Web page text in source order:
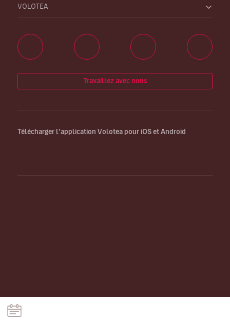
VOLOTEA
Travaillez avec nous
Télécharger l’application Volotea pour iOS et Android